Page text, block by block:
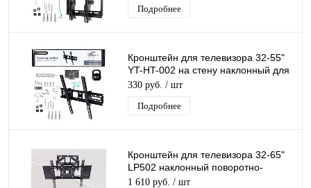
Подробнее
Кронштейн для телевизора 32-55"
YT-HT-002 на стену наклонный для
ТВ/Монитора
330 руб. / шт
Подробнее
Кронштейн для телевизора 32-65"
LP502 наклонный поворотно-
выдвижной для ТВ/Монитора
1 610 руб. / шт